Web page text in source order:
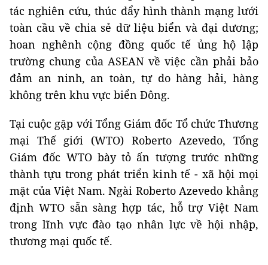
tác nghiên cứu, thúc đẩy hình thành mạng lưới
toàn cầu về chia sẻ dữ liệu biển và đại dương;
hoan nghênh cộng đồng quốc tế ủng hộ lập
trường chung của ASEAN về việc cần phải bảo
đảm an ninh, an toàn, tự do hàng hải, hàng
không trên khu vực biển Đông.
Tại cuộc gặp với Tổng Giám đốc Tổ chức Thương
mại Thế giới (WTO) Roberto Azevedo, Tổng
Giám đốc WTO bày tỏ ấn tượng trước những
thành tựu trong phát triển kinh tế - xã hội mọi
mặt của Việt Nam. Ngài Roberto Azevedo khẳng
định WTO sẵn sàng hợp tác, hỗ trợ Việt Nam
trong lĩnh vực đào tạo nhân lực về hội nhập,
thương mại quốc tế.